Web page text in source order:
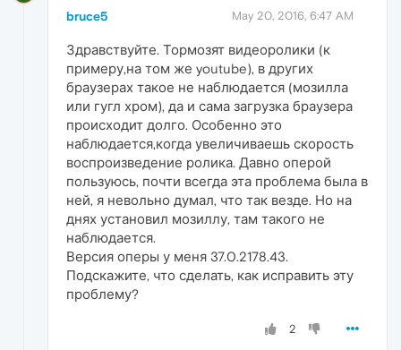
bruce5 May 20, 2016, 6:47 AM
Здравствуйте. Тормозят видеоролики (к
примеру,на том же youtube), в других
браузерах такое не наблюдается (мозилла
или гугл хром), да и сама загрузка браузера
происходит долго. Особенно это
наблюдается,когда увеличиваешь скорость
воспроизведение ролика. Давно оперой
пользуюсь, почти всегда эта проблема была в
ней, я невольно думал, что так везде. Но на
днях установил мозиллу, там такого не
наблюдается.
Версия оперы у меня 37.0.2178.43.
Подскажите, что сделать, как исправить эту
проблему?
2